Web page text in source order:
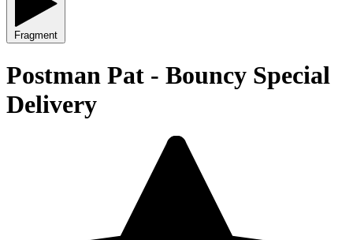
Fragment
Postman Pat - Bouncy Special
Delivery